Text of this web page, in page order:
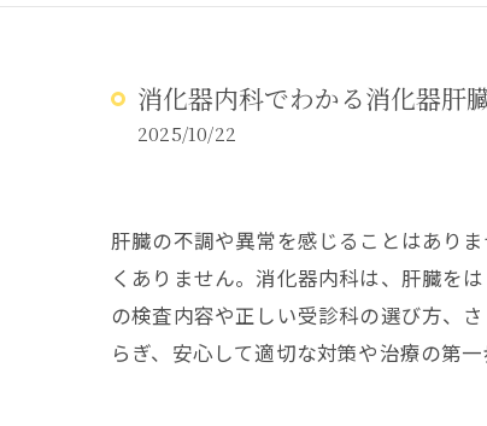
ア
消化器内科でわかる消化器肝
2025/10/22
肝臓の不調や異常を感じることはあり
くありません。消化器内科は、肝臓を
の検査内容や正しい受診科の選び方、
らぎ、安心して適切な対策や治療の第一